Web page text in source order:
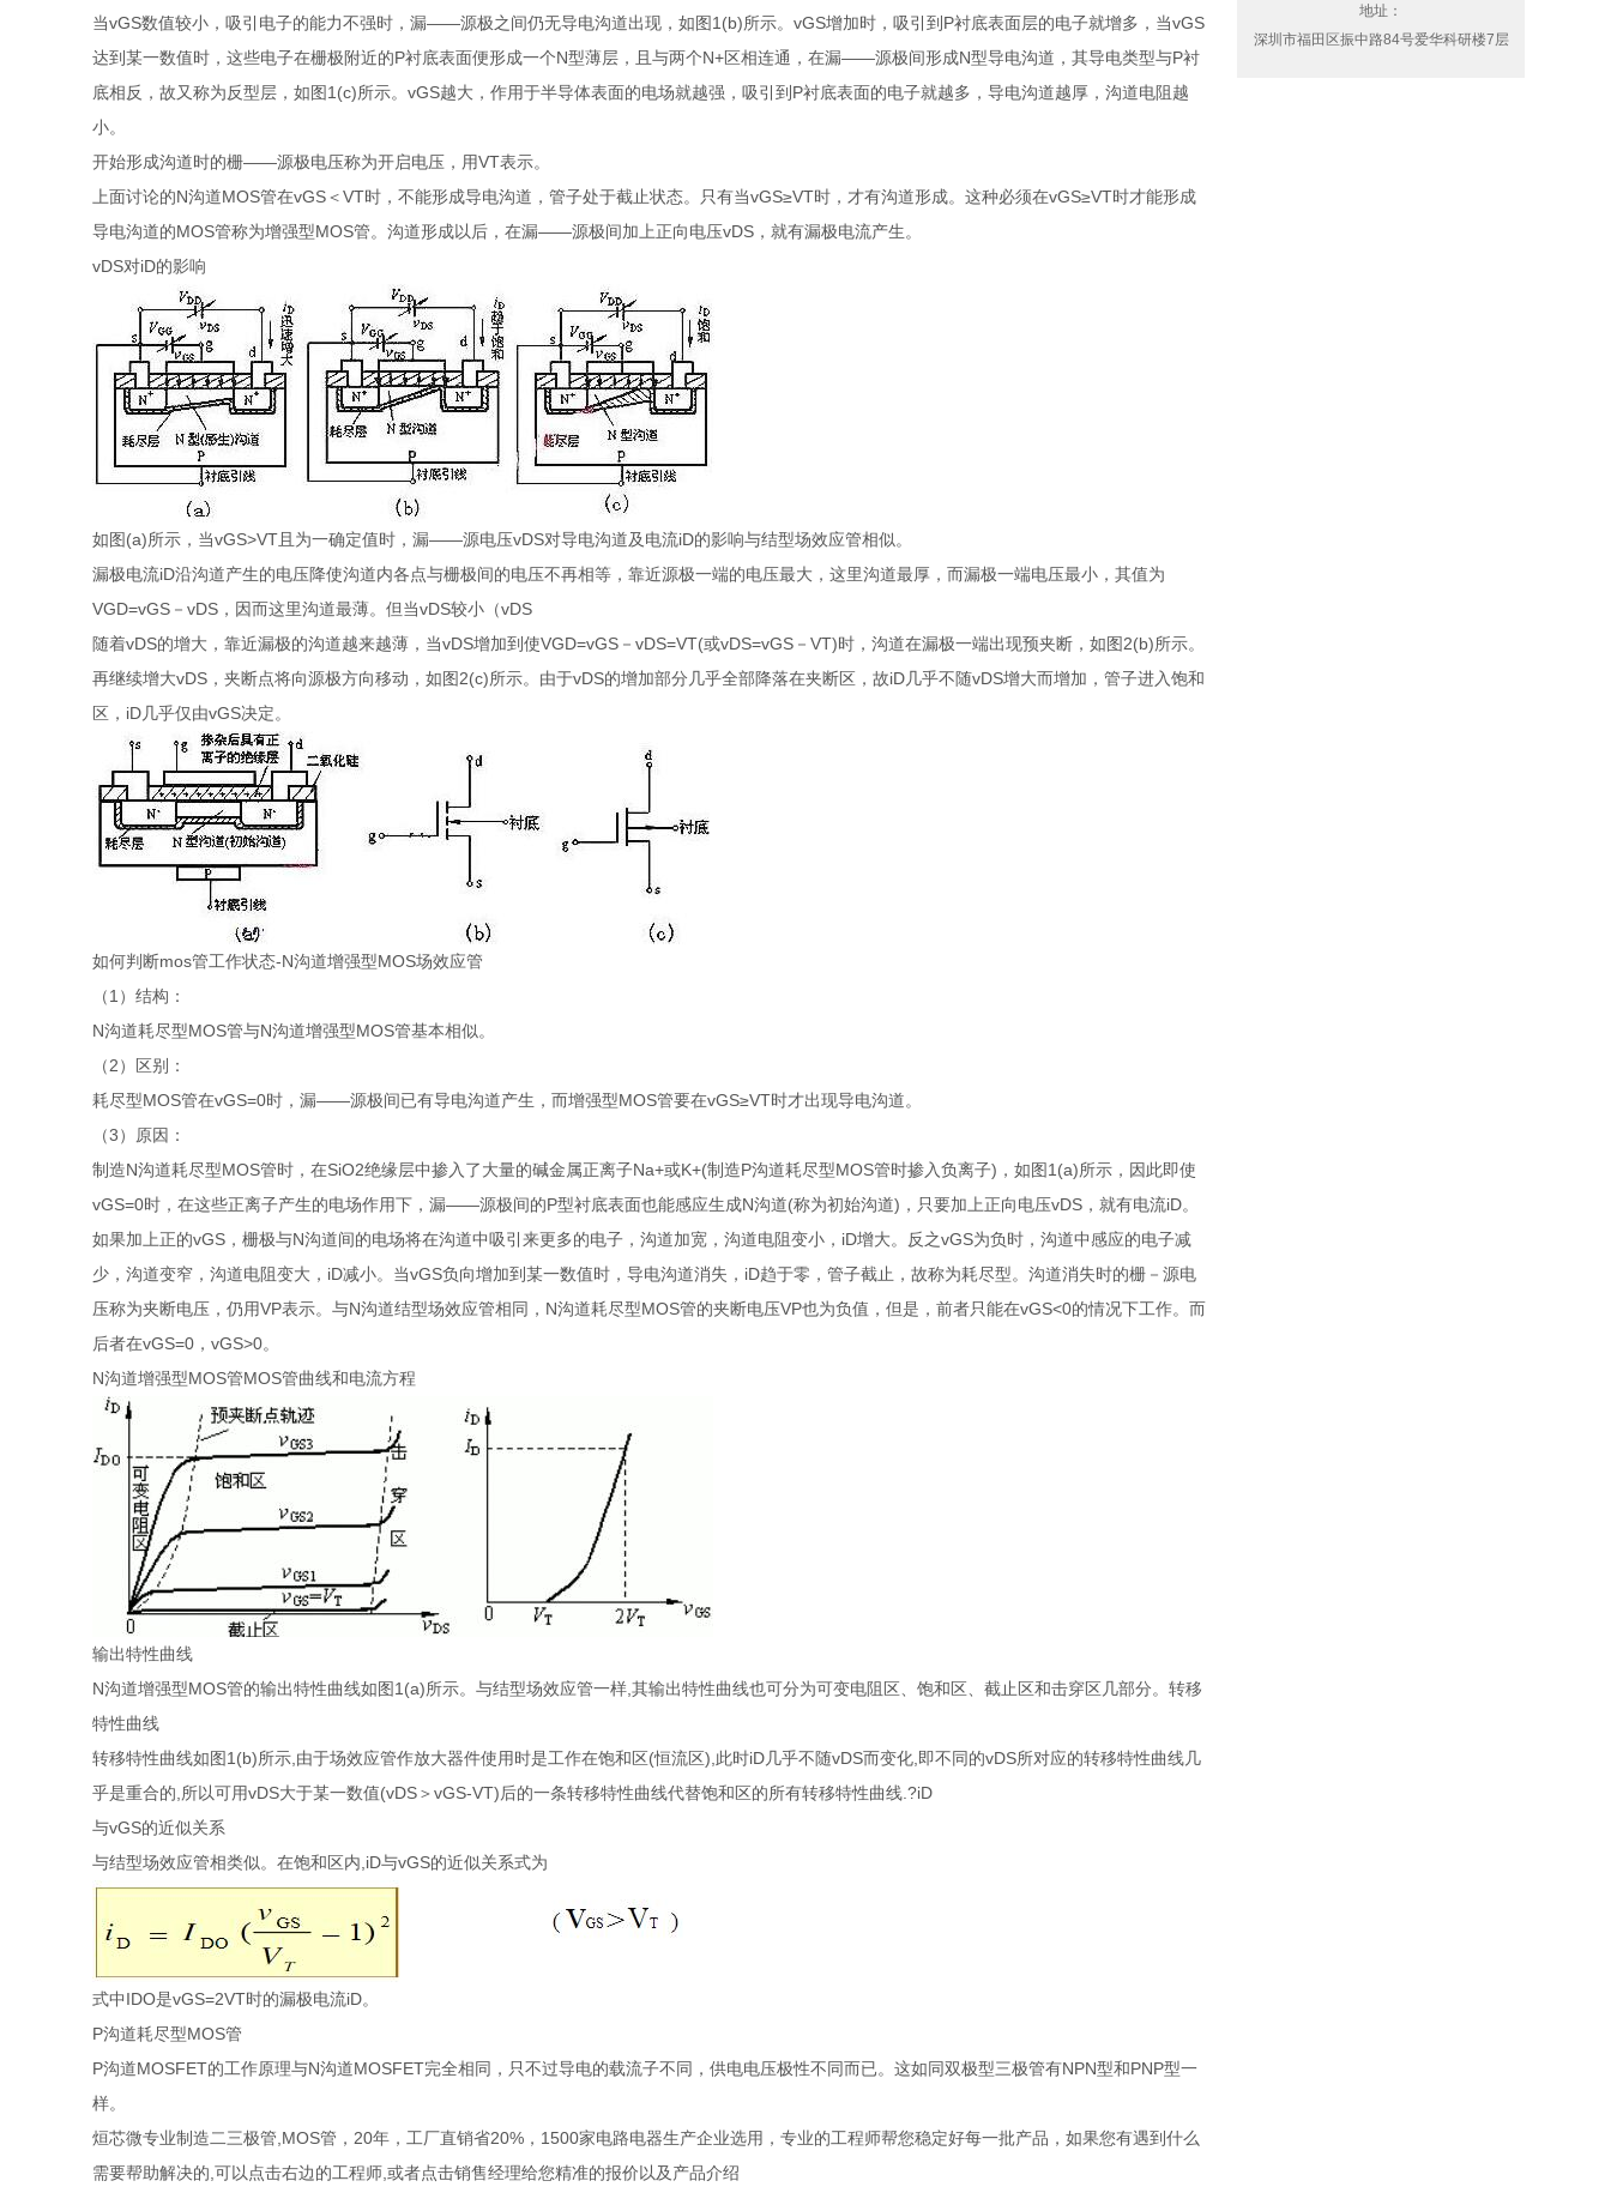
当vGS数值较小，吸引电子的能力不强时，漏——源极之间仍无导电沟道出现，如图1(b)所示。vGS增加时，吸引到P衬底表面层的电子就增多，当vGS
达到某一数值时，这些电子在栅极附近的P衬底表面便形成一个N型薄层，且与两个N+区相连通，在漏——源极间形成N型导电沟道，其导电类型与P衬
底相反，故又称为反型层，如图1(c)所示。vGS越大，作用于半导体表面的电场就越强，吸引到P衬底表面的电子就越多，导电沟道越厚，沟道电阻越
小。
开始形成沟道时的栅——源极电压称为开启电压，用VT表示。
上面讨论的N沟道MOS管在vGS＜VT时，不能形成导电沟道，管子处于截止状态。只有当vGS≥VT时，才有沟道形成。这种必须在vGS≥VT时才能形成
导电沟道的MOS管称为增强型MOS管。沟道形成以后，在漏——源极间加上正向电压vDS，就有漏极电流产生。
vDS对iD的影响
如图(a)所示，当vGS>VT且为一确定值时，漏——源电压vDS对导电沟道及电流iD的影响与结型场效应管相似。
漏极电流iD沿沟道产生的电压降使沟道内各点与栅极间的电压不再相等，靠近源极一端的电压最大，这里沟道最厚，而漏极一端电压最小，其值为
VGD=vGS－vDS，因而这里沟道最薄。但当vDS较小（vDS
随着vDS的增大，靠近漏极的沟道越来越薄，当vDS增加到使VGD=vGS－vDS=VT(或vDS=vGS－VT)时，沟道在漏极一端出现预夹断，如图2(b)所示。
再继续增大vDS，夹断点将向源极方向移动，如图2(c)所示。由于vDS的增加部分几乎全部降落在夹断区，故iD几乎不随vDS增大而增加，管子进入饱和
区，iD几乎仅由vGS决定。
如何判断mos管工作状态-N沟道增强型MOS场效应管
（1）结构：
N沟道耗尽型MOS管与N沟道增强型MOS管基本相似。
（2）区别：
耗尽型MOS管在vGS=0时，漏——源极间已有导电沟道产生，而增强型MOS管要在vGS≥VT时才出现导电沟道。
（3）原因：
制造N沟道耗尽型MOS管时，在SiO2绝缘层中掺入了大量的碱金属正离子Na+或K+(制造P沟道耗尽型MOS管时掺入负离子)，如图1(a)所示，因此即使
vGS=0时，在这些正离子产生的电场作用下，漏——源极间的P型衬底表面也能感应生成N沟道(称为初始沟道)，只要加上正向电压vDS，就有电流iD。
如果加上正的vGS，栅极与N沟道间的电场将在沟道中吸引来更多的电子，沟道加宽，沟道电阻变小，iD增大。反之vGS为负时，沟道中感应的电子减
少，沟道变窄，沟道电阻变大，iD减小。当vGS负向增加到某一数值时，导电沟道消失，iD趋于零，管子截止，故称为耗尽型。沟道消失时的栅－源电
压称为夹断电压，仍用VP表示。与N沟道结型场效应管相同，N沟道耗尽型MOS管的夹断电压VP也为负值，但是，前者只能在vGS<0的情况下工作。而
后者在vGS=0，vGS>0。
N沟道增强型MOS管MOS管曲线和电流方程
输出特性曲线
N沟道增强型MOS管的输出特性曲线如图1(a)所示。与结型场效应管一样,其输出特性曲线也可分为可变电阻区、饱和区、截止区和击穿区几部分。转移
特性曲线
转移特性曲线如图1(b)所示,由于场效应管作放大器件使用时是工作在饱和区(恒流区),此时iD几乎不随vDS而变化,即不同的vDS所对应的转移特性曲线几
乎是重合的,所以可用vDS大于某一数值(vDS＞vGS-VT)后的一条转移特性曲线代替饱和区的所有转移特性曲线.?iD
与vGS的近似关系
与结型场效应管相类似。在饱和区内,iD与vGS的近似关系式为
式中IDO是vGS=2VT时的漏极电流iD。
P沟道耗尽型MOS管
P沟道MOSFET的工作原理与N沟道MOSFET完全相同，只不过导电的载流子不同，供电电压极性不同而已。这如同双极型三极管有NPN型和PNP型一
样。
烜芯微专业制造二三极管,MOS管，20年，工厂直销省20%，1500家电路电器生产企业选用，专业的工程师帮您稳定好每一批产品，如果您有遇到什么
需要帮助解决的,可以点击右边的工程师,或者点击销售经理给您精准的报价以及产品介绍
地址：
深圳市福田区振中路84号爱华科研楼7层